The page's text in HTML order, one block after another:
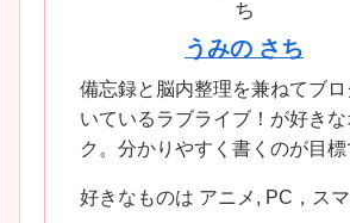
うみの さち
備忘録と脳内整理を兼ねてブ
いているラブライブ！が好きな
ク。分かりやすく書くのが目標
好きなものは アニメ, PC，スマ